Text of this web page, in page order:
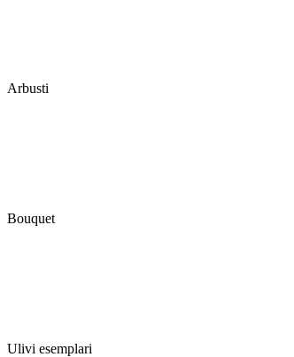
Arbusti
Bouquet
Ulivi esemplari